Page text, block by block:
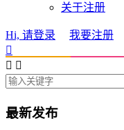
关于注册
Hi, 请登录 我要注册

 
最新发布